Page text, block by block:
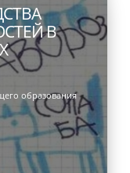
В
образования